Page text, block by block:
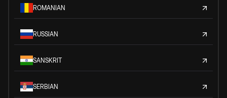
ROMANIAN
RUSSIAN
SANSKRIT
SERBIAN